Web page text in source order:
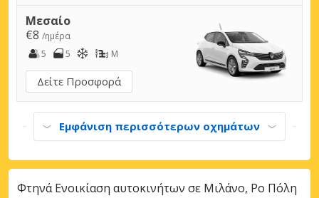
Μεσαίο
€8 /ημέρα
5
5 M
Δείτε Προσφορά
Εμφάνιση περισσότερων οχημάτων
Φτηνά Ενοικίαση αυτοκινήτων σε Μιλάνο, Ρο Πόλη